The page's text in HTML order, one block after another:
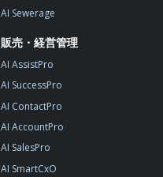
AI Sewerage
販売・経営管理
AI AssistPro
AI SuccessPro
AI ContactPro
AI AccountPro
AI SalesPro
AI SmartCxO